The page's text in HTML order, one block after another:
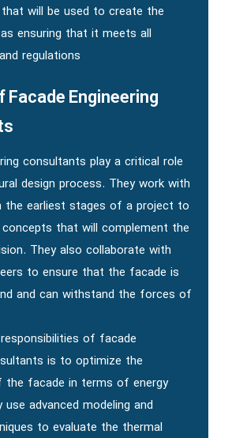
will be used to create the
ensuring that it meets all
regulations.
Facade Engineering
consultants play a critical role
design process. They work with
earliest stages of a project to
that will complement the
They also collaborate with
to ensure that the facade is
and can withstand the forces of
of facade
is to optimize the
the facade in terms of energy
advanced modeling and
to evaluate the thermal